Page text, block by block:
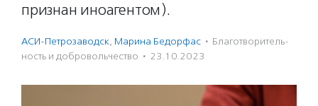
признан иноагентом).
АСИ-Петрозаводск, Марина Бедорфас · Благотвори­тель­
ность и доброволь­чест­во · 23.10.2023